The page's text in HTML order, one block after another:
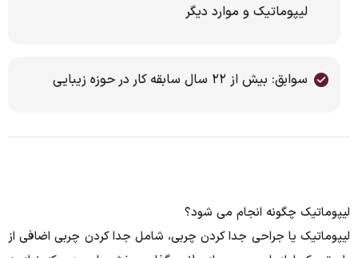
لیپوماتیک و موارد دیگر
سوابق: بیش از ۲۲ سال سابقه کار در حوزه زیبایی
لیپوماتیک چگونه انجام می شود؟
لیپوماتیک یا جراحی جدا کردن چربی، شامل جدا کردن چربی اضافی از